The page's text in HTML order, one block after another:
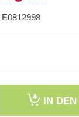
E0812998
IN DEN